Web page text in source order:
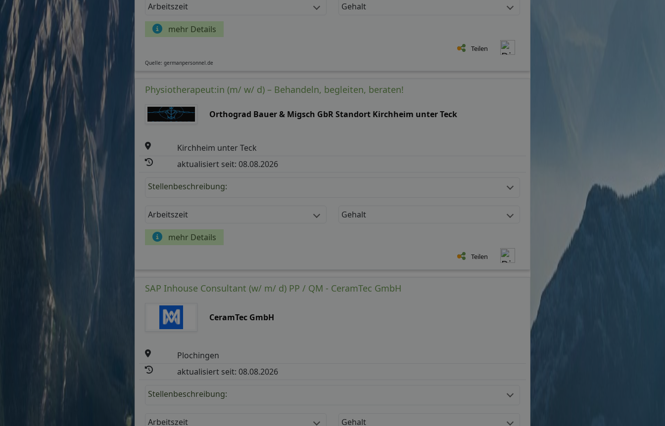
Arbeitszeit Gehalt
mehr Details
Teilen
Quelle: germanpersonnel.de
Physiotherapeut:in (m/ w/ d) – Behandeln, begleiten, beraten!
Orthograd Bauer & Migsch GbR Standort Kirchheim unter Teck
Kirchheim unter Teck
aktualisiert seit: 08.08.2026
Stellenbeschreibung:
Arbeitszeit Gehalt
mehr Details
Teilen
SAP Inhouse Consultant (w/ m/ d) PP / QM - CeramTec GmbH
CeramTec GmbH
Plochingen
aktualisiert seit: 08.08.2026
Stellenbeschreibung:
Arbeitszeit Gehalt